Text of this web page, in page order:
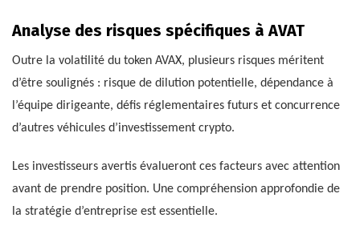
Analyse des risques spécifiques à AVAT
Outre la volatilité du token AVAX, plusieurs risques méritent
d’être soulignés : risque de dilution potentielle, dépendance à
l’équipe dirigeante, défis réglementaires futurs et concurrence
d’autres véhicules d’investissement crypto.
Les investisseurs avertis évalueront ces facteurs avec attention
avant de prendre position. Une compréhension approfondie de
la stratégie d’entreprise est essentielle.